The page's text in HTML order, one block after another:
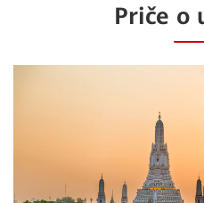
Priče o